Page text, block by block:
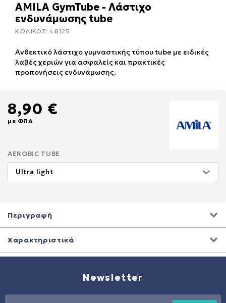
AMILA GymTube - Λάστιχο
ενδυνάμωσης tube
ΚΩΔΙΚΟΣ: 48125
Ανθεκτικό λάστιχο γυμναστικής τύπου tube με ειδικές
λαβές χεριών για ασφαλείς και πρακτικές
προπονήσεις ενδυνάμωσης.
8,90 €
με ΦΠΑ
AEROBIC TUBE
Περιγραφή
Χαρακτηριστικά
Newsletter